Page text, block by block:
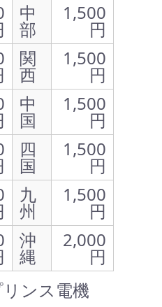
中
部
1,500
円
関
西
1,500
円
中
国
1,500
円
四
国
1,500
円
九
州
1,500
円
沖
縄
2,000
円
ンス電機